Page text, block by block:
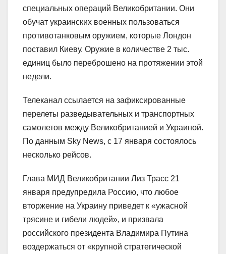
специальных операций Великобритании. Они
обучат украинских военных пользоваться
противотанковым оружием, которые Лондон
поставил Киеву. Оружие в количестве 2 тыс.
единиц было переброшено на протяжении этой
недели.
Телеканал ссылается на зафиксированные
перелеты разведывательных и транспортных
самолетов между Великобританией и Украиной.
По данным Sky News, с 17 января состоялось
несколько рейсов.
Глава МИД Великобритании Лиз Трасс 21
января предупредила Россию, что любое
вторжение на Украину приведет к «ужасной
трясине и гибели людей», и призвала
российского президента Владимира Путина
воздержаться от «крупной стратегической